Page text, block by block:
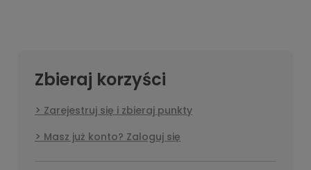
Zbieraj korzyści
Zarejestruj się i zbieraj punkty
Masz już konto? Zaloguj się